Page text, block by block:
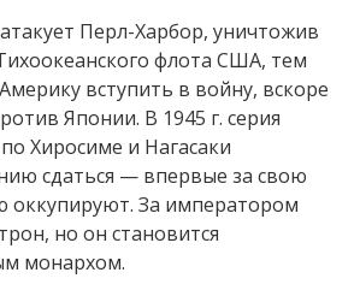
Перл-Харбор, уничтожив
флота США, тем
вступить в войну, вскоре
Японии. В 1945 г. серия
Хиросиме и Нагасаки
сдаться — впервые за свою
оккупируют. За императором
но он становится
монархом.